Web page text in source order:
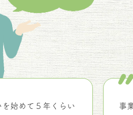
を始めて５年くらい
事